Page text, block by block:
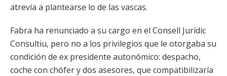
atrevía a plantearse lo de las vascas.
Fabra ha renunciado a su cargo en el Consell Jurídic
Consultiu, pero no a los privilegios que le otorgaba su
condición de ex presidente autonómico: despacho,
coche con chófer y dos asesores, que compatibilizaría